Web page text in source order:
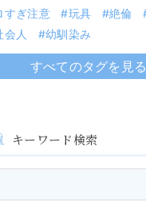
すぎ注意 玩具 絶倫
会人 幼馴染み
すべてのタグを見る
キーワード検索